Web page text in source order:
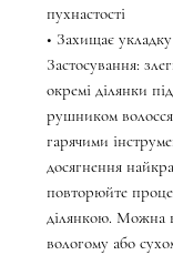
пухнастості
• Захищає
Застосування:
окремі ділянки
рушником
гарячими
досягнення
повторюйте
ділянкою. Можна
вологому або